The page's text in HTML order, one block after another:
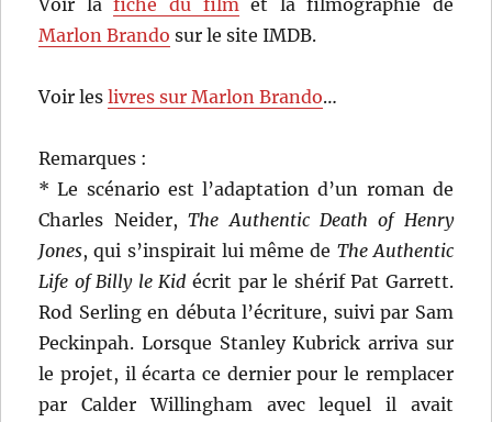
Marlon Brando sur le site IMDB.
Voir leslivres sur Marlon Brando…
Remarques :
* Le scénario est l’adaptation d’un roman de
Charles Neider,The Authentic Death of Henry
Jones, qui s’inspirait lui même de The Authentic
Life of Billy le Kid écrit par le shérif Pat Garrett.
Rod Serling en débuta l’écriture, suivi par Sam
Peckinpah. Lorsque Stanley Kubrick arriva sur
le projet, il écarta ce dernier pour le remplacer
par Calder Willingham avec lequel il avait